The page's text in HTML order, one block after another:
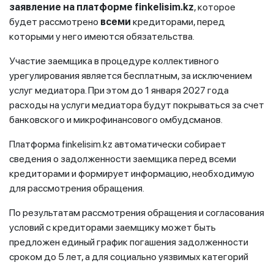
заявление на платформе finkelisim.kz, которое
будет рассмотрено всеми кредиторами, перед
которыми у него имеются обязательства.
Участие заемщика в процедуре коллективного
урегулирования является бесплатным, за исключением
услуг медиатора. При этом до 1 января 2027 года
расходы на услуги медиатора будут покрываться за счет
банковского и микрофинансового омбудсманов.
Платформа finkelisim.kz автоматически собирает
сведения о задолженности заемщика перед всеми
кредиторами и формирует информацию, необходимую
для рассмотрения обращения.
По результатам рассмотрения обращения и согласования
условий с кредиторами заемщику может быть
предложен единый график погашения задолженности
сроком до 5 лет, а для социально уязвимых категорий